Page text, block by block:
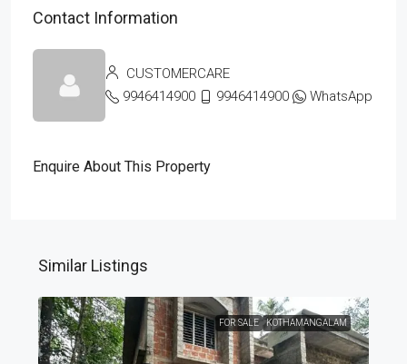
Contact Information
CUSTOMERCARE
9946414900
9946414900 WhatsApp
Enquire About This Property
Similar Listings
FOR SALE KOTHAMANGALAM